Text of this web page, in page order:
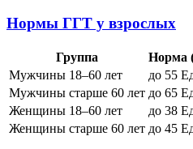
Нормы ГГТ у взрослых
Группа
Норма
Мужчины 18–60 лет
до 55
Мужчины старше 60 лет до 65
Женщины 18–60 лет
до 38
Женщины старше 60 лет до 45